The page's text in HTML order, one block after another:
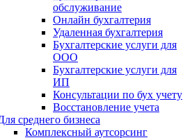
обслуживание
Онлайн бухгалтерия
Удаленная бухгалтерия
Бухгалтерские услуги для
ООО
Бухгалтерские услуги для
ИП
Консультации по бух учету
Восстановление учета
среднего бизнеса
Комплексный аутсорсинг